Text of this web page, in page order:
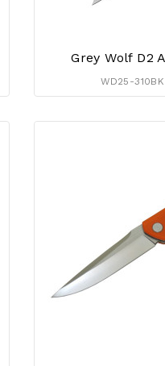
Grey Wolf D2
WD25-